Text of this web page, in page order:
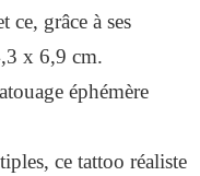
ce, grâce à ses
x 6,9 cm.
éphémère
ce tattoo réaliste